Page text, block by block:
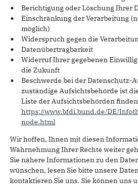
Berichtigung oder Löschung Ihrer
Einschränkung der Verarbeitung
möglich)
Widerspruch gegen die
Datenübertragbarkeit
Widerruf Ihrer gegebenen
die Zukunft
Beschwerde bei der Datenschutz-
zuständige Aufsichtsbehörde ist
Liste der Aufsichtsbehörden
https://www.bfdi.bund.de/DE/
node.html
Wir hoffen, Ihnen mit diesen
Wahrnehmung Ihrer Rechte weiter
Sie nähere Informationen zu den
wünschen, lesen Sie bitte unsere
kontaktieren Sie uns. Sie können uns